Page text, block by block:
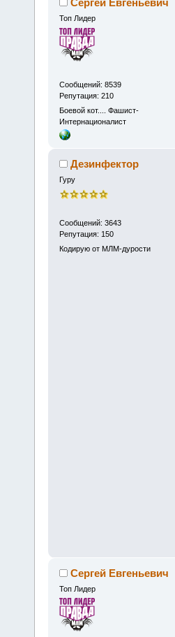
Сергей Евгеньевич
Топ Лидер
Сообщений: 8539
Репутация: 210
Боевой кот.... Фашист-
Интернационалист
Дезинфектор
Гуру
Сообщений: 3643
Репутация: 150
Кодирую от МЛМ-дурости
Сергей Евгеньевич
Топ Лидер